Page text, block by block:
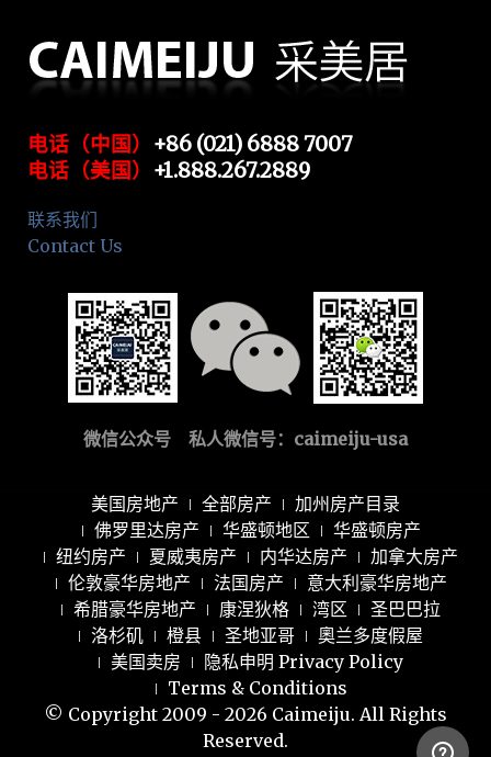
电话（中国） +86 (021) 6888 7007
电话（美国） +1.888.267.2889
联系我们
Contact Us
微信公众号 私人微信号： caimeiju-usa
美国房地产 全部房产
加州房产目录
佛罗里达房产
华盛顿地区
华盛顿房产
纽约房产
夏威夷房产 内华达房产
加拿大房产
伦敦豪华房地产
法国房产
意大利豪华房地产
希腊豪华房地产
康涅狄格 湾区
圣巴巴拉
洛杉矶
橙县 圣地亚哥
奧兰多度假屋
美国卖房
隐私申明 Privacy Policy
Terms & Conditions
© Copyright 2009 - 2026 Caimeiju. All Rights
Reserved.